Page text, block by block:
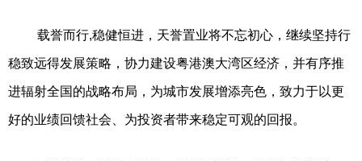
载誉而行,稳健恒进，天誉置业将不忘初心，继续坚持行
稳致远得发展策略，协力建设粤港澳大湾区经济，并有序推
进辐射全国的战略布局，为城市发展增添亮色，致力于以更
好的业绩回馈社会、为投资者带来稳定可观的回报。